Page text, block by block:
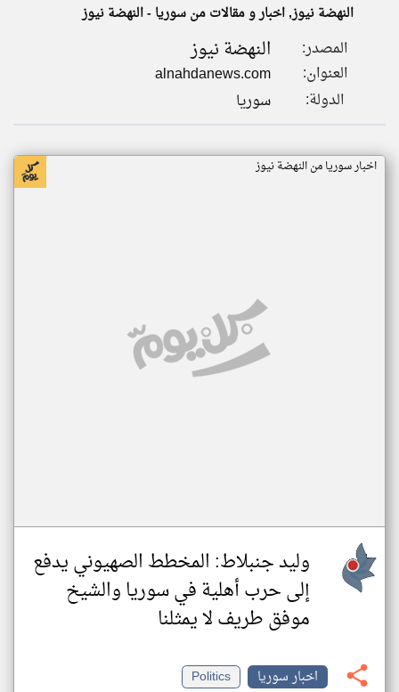
تغيير الدولة
النهضة نيوز, اخبار و مقالات من سوريا - النهضة نيوز
المصدر: النهضة نيوز
العنوان:
alnahdanews.com
الدولة:
سوريا
اخبار سوريا من النهضة نيوز
وليد جنبلاط: المخطط الصهيوني يدفع
إلى حرب أهلية في سوريا والشيخ
موفق طريف لا يمثلنا
اخبار سوريا
Politics
klyoum.com